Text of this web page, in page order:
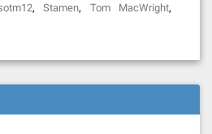
,Stamen, Tom MacWright,